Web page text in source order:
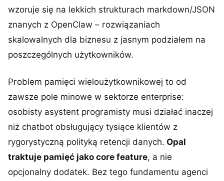
wzoruje się na lekkich strukturach markdown/JSON
znanych z OpenClaw – rozwiązaniach
skalowalnych dla biznesu z jasnym podziałem na
poszczególnych użytkowników.
Problem pamięci wieloużytkownikowej to od
zawsze pole minowe w sektorze enterprise:
osobisty asystent programisty musi działać inaczej
niż chatbot obsługujący tysiące klientów z
rygorystyczną polityką retencji danych. Opal
traktuje pamięć jako core feature, a nie
opcjonalny dodatek. Bez tego fundamentu agenci